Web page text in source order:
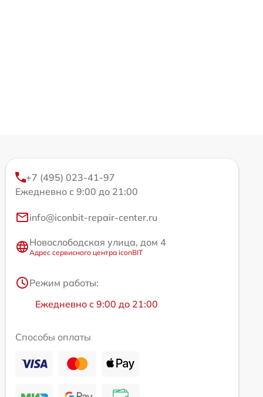
+7 (495) 023-41-97
Ежедневно с 9:00 до 21:00
info@iconbit-repair-center.ru
Новослободская улица, дом 4
Адрес сервисного центра iconBIT
Режим работы:
Ежедневно с 9:00 до 21:00
Способы оплаты